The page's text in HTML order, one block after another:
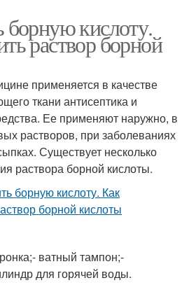
борную кислоту.
раствор борной
применяется в качестве
ткани антисептика и
Ее применяют наружно, в
растворов, при заболеваниях
Существует несколько
раствора борной кислоты.
ватный тампон;-
для горячей воды.